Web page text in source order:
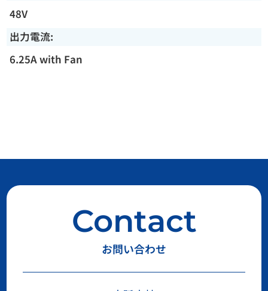
48V
出力電流:
6.25A with Fan
Contact
お問い合わせ